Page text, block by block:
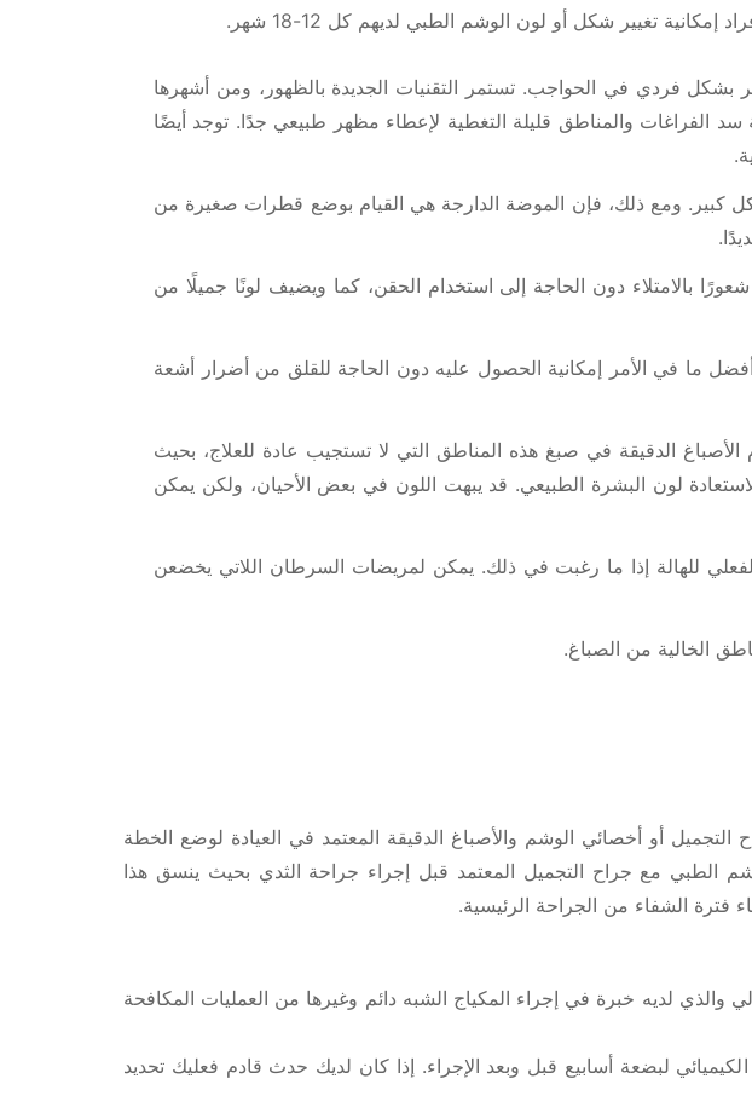
تغيير شكل أو لون الوشم الطبي لديهم كل 12-18 شهر.
فردي في الحواجب. تستمر التقنيات الجديدة بالظهور، ومن أشهرها
الفراغات والمناطق قليلة التغطية لإعطاء مظهر طبيعي جدًا. توجد أيضًا
كبير. ومع ذلك، فإن الموضة الدارجة هي القيام بوضع قطرات صغيرة من
بالامتلاء دون الحاجة إلى استخدام الحقن، كما ويضيف لونًا جميلًا من
ما في الأمر إمكانية الحصول عليه دون الحاجة للقلق من أضرار أشعة
الدقيقة في صبغ هذه المناطق التي لا تستجيب عادة للعلاج، بحيث
لون البشرة الطبيعي. قد يبهت اللون في بعض الأحيان، ولكن يمكن
للهالة إذا ما رغبت في ذلك. يمكن لمريضات السرطان اللاتي يخضعن
الخالية من الصباغ.
أو أخصائي الوشم والأصباغ الدقيقة المعتمد في العيادة لوضع الخطة
مع جراح التجميل المعتمد قبل إجراء جراحة الثدي بحيث ينسق هذا
فترة الشفاء من الجراحة الرئيسية.
والذي لديه خبرة في إجراء المكياج الشبه دائم وغيرها من العمليات المكافحة
لبضعة أسابيع قبل وبعد الإجراء. إذا كان لديك حدث قادم فعليك تحديد